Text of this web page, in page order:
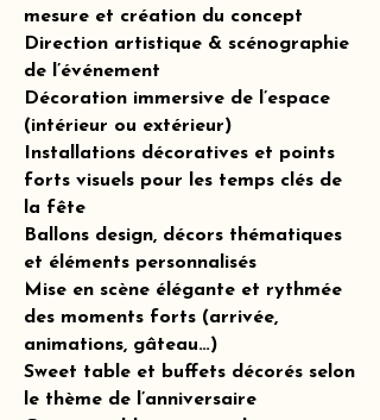
mesure et création du concept
Direction artistique & scénographie
de l’événement
Décoration immersive de l’espace
(intérieur ou extérieur)
Installations décoratives et points
forts visuels pour les temps clés de
la fête
Ballons design, décors thématiques
et éléments personnalisés
Mise en scène élégante et rythmée
des moments forts (arrivée,
animations, gâteau…)
Sweet table et buffets décorés selon
le thème de l’anniversaire